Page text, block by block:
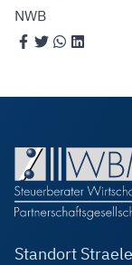
NWB
Standort